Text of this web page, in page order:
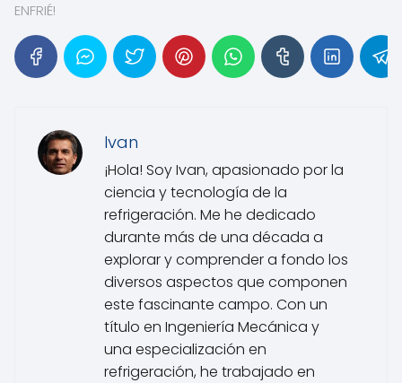
ENFRIÉ!
Ivan
¡Hola! Soy Ivan, apasionado por la
ciencia y tecnología de la
refrigeración. Me he dedicado
durante más de una década a
explorar y comprender a fondo los
diversos aspectos que componen
este fascinante campo. Con un
título en Ingeniería Mecánica y
una especialización en
refrigeración, he trabajado en